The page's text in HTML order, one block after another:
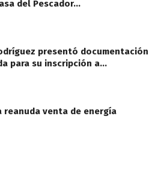
del Pescador…
presentó documentación
para su inscripción a…
reanuda venta de energía